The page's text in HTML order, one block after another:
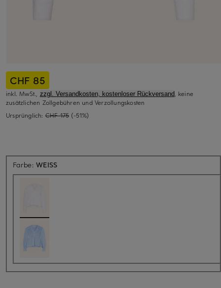
CHF 85
inkl. MwSt., zzgl. Versandkosten, kostenloser Rückversand, keine
zusätzlichen Zollgebühren und Verzollungskosten
Ursprünglich: CHF 175 (-51%)
Farbe:WEISS